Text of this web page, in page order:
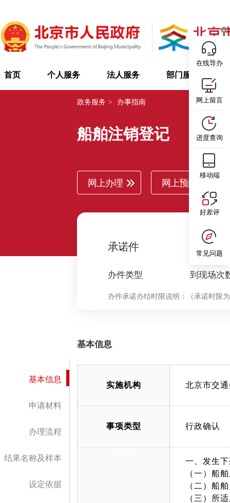
首页 个人服务 法人服务 部门服务
政务服务 > 办事指南
船舶注销登记
网上办理 网上预约
承诺件
办件类型
0
到现场次
办件承诺办结时限说明： （承诺时限
基本信息
申请材料
办理流程
结果名称及样本
设定依据
基本信息
实施机构 北京市交
事项类型 行政确认
一、发生
（一）船
（二）船
（三）所
在线导办
网上留言
进度查询
移动端
好差评
常见问题